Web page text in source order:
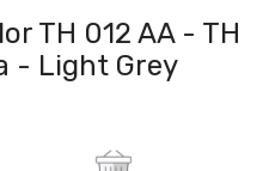
TH 012 AA - TH
- Light Grey